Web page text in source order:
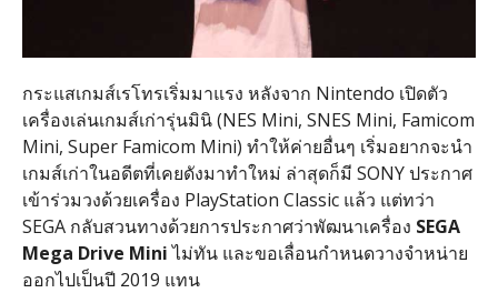
กระแสเกมส์เรโทรเริ่มมาแรง หลังจาก Nintendo เปิดตัว
เครื่องเล่นเกมส์เก่ารุ่นมินิ (NES Mini, SNES Mini, Famicom
Mini, Super Famicom Mini) ทำให้ค่ายอื่นๆ เริ่มอยากจะนำ
เกมส์เก่าในอดีตที่เคยดังมาทำใหม่ ล่าสุดก็มี SONY ประกาศ
เข้าร่วมวงด้วยเครื่อง PlayStation Classic แล้ว แต่ทว่า
SEGA กลับสวนทางด้วยการประกาศว่าพัฒนาเครื่อง SEGA
Mega Drive Miniไม่ทัน และขอเลื่อนกำหนดวางจำหน่าย
ออกไปเป็นปี 2019 แทน